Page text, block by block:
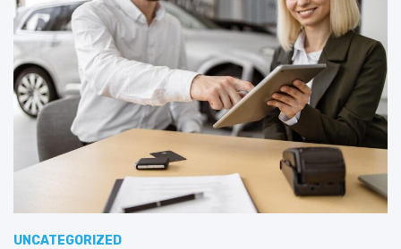
UNCATEGORIZED